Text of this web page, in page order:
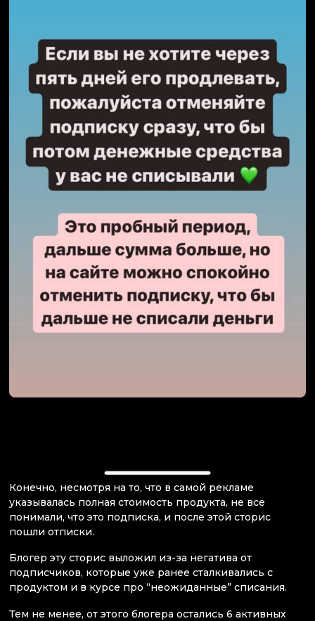
Конечно, несмотря на то, что в самой рекламе
указывалась полная стоимость продукта, не все
понимали, что это подписка, и после этой сторис
пошли отписки.
Блогер эту сторис выложил из-за негатива от
подписчиков, которые уже ранее сталкивались с
продуктом и в курсе про “неожиданные” списания.
Тем не менее, от этого блогера остались 6 активных